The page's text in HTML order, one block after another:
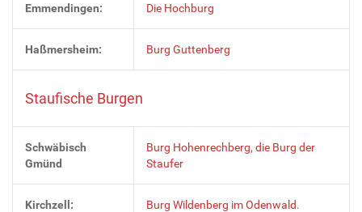
Emmendingen: Die Hochburg
Haßmersheim: Burg Guttenberg
Staufische Burgen
Schwäbisch
Gmünd
Burg Hohenrechberg, die Burg der
Staufer
Kirchzell: Burg Wildenberg im Odenwald.